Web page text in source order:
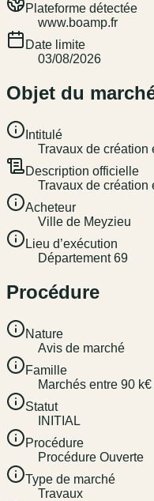
Plateforme détectée
www.boamp.fr
Date limite
03/08/2026
Objet du
Intitulé
Travaux de création
Description officielle
Travaux de création
Acheteur
Ville de Meyzieu
Lieu d’exécution
Département 69
Procédure
Nature
Avis de marché
Famille
Marchés entre 90
Statut
INITIAL
Procédure
Procédure Ouverte
Type de marché
Travaux